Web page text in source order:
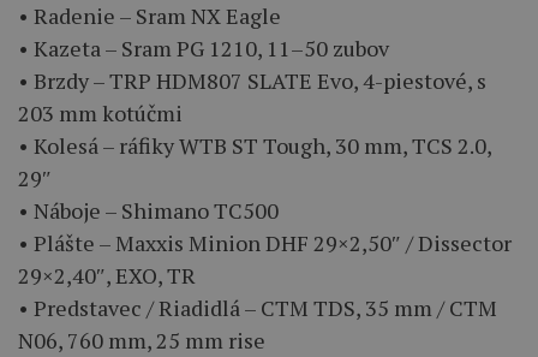
• Radenie – Sram NX Eagle
• Kazeta – Sram PG 1210, 11–50 zubov
• Brzdy – TRP HDM807 SLATE Evo, 4-piestové, s
203 mm kotúčmi
• Kolesá – ráfiky WTB ST Tough, 30 mm, TCS 2.0,
29″
• Náboje – Shimano TC500
• Plášte – Maxxis Minion DHF 29×2,50″ / Dissector
29×2,40″, EXO, TR
• Predstavec / Riadidlá – CTM TDS, 35 mm / CTM
N06, 760 mm, 25 mm rise